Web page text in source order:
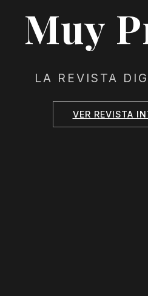
Muy
LA REVISTA
VER REVISTA